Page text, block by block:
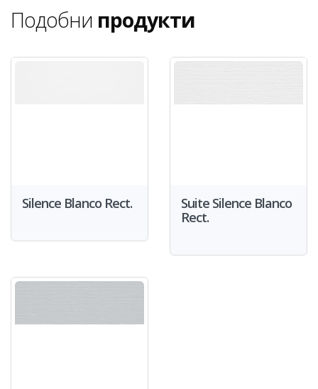
Подобни продукти
Silence Blanco Rect.
Suite Silence Blanco
Rect.